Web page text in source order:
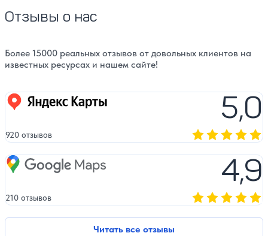
Отзывы о нас
Более 15000 реальных отзывов от довольных клиентов на
известных ресурсах и нашем сайте!
Читать все отзывы
Яндекс карты 5,0
920 отзывов
Google Maps 4,9
210 отзывов